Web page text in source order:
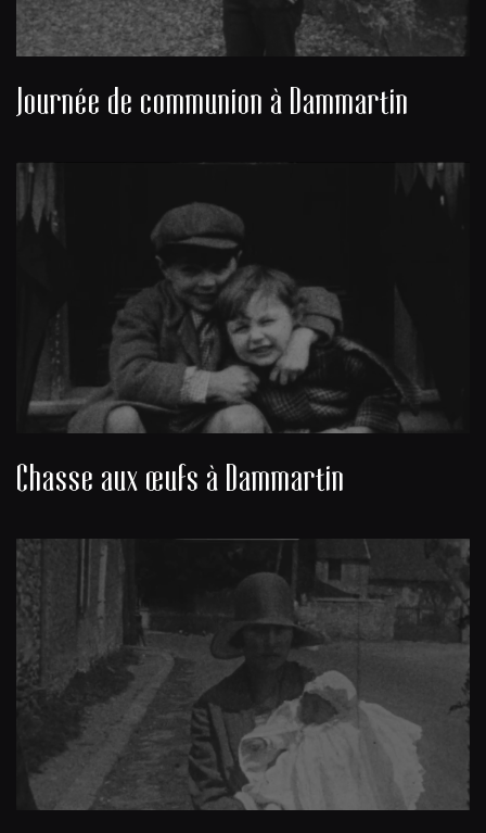
Journée de communion à Dammartin
Chasse aux œufs à Dammartin